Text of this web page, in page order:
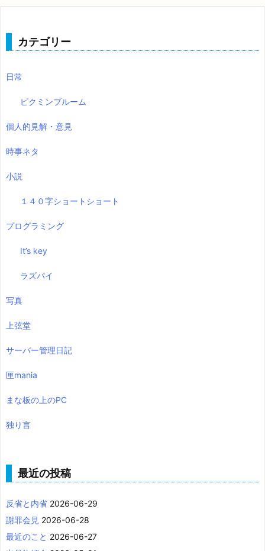
カテゴリー
日常
ピクミンブルーム
個人的見解・意見
時事ネタ
小説
１４０字ショートショート
プログラミング
It’s key
ラズパイ
写真
上弦堂
サーバー管理日記
匣mania
まな板の上のPC
独り言
最近の投稿
反省と内省 2026-06-29
謝罪会見 2026-06-28
最近のこと 2026-06-27